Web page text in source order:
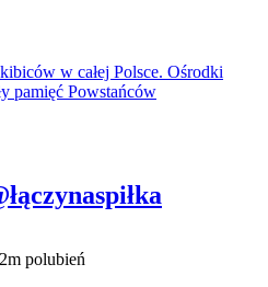
w całej Polsce. Ośrodki
pamięć Powstańców
polubień